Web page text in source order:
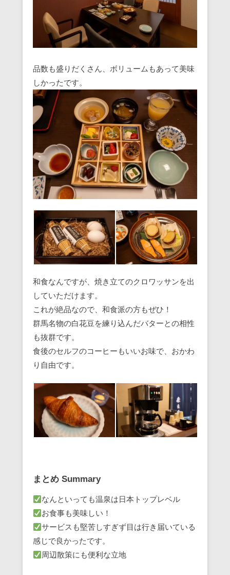
品数も盛りだくさん、ボリュームもあって美味
しかったです。
和食なんですが、焼き立てのクロワッサンを出
していただけます。
これが絶品なので、和食派の方もぜひ！
群馬名物の白花豆を練り込んだバターとの相性
も抜群です。
食後のセルフのコーヒーもいいお味で、おかわ
り自由です。
まとめ Summary
なんといっても温泉は日本トップレベル
お食事も美味しい！
サービスも堅苦しすぎず目は行き届いている
感じで良かったです。
周辺散策にも便利な立地